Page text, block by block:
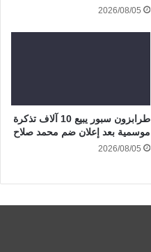
2026/08/05
طرابزون سبور يبيع 10 آلاف تذكرة
موسمية بعد إعلان ضم محمد صلاح
2026/08/05